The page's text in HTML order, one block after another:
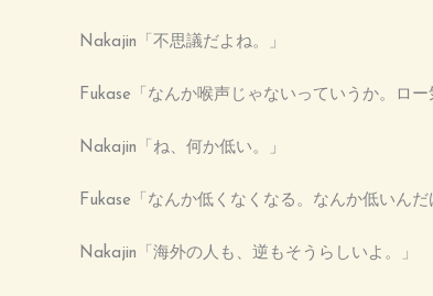
Nakajin「不思議だよね。」
Fukase「なんか喉声じゃないっていうか。ロー
Nakajin「ね、何か低い。」
Fukase「なんか低くなくなる。なんか低いん
Nakajin「海外の人も、逆もそうらしいよ。」